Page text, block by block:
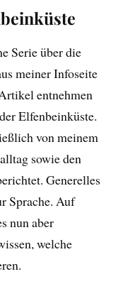
Serie über die
meiner Infoseite
entnehmen
Elfenbeinküste.
von meinem
sowie den
Generelles
Sprache. Auf
nun aber
welche